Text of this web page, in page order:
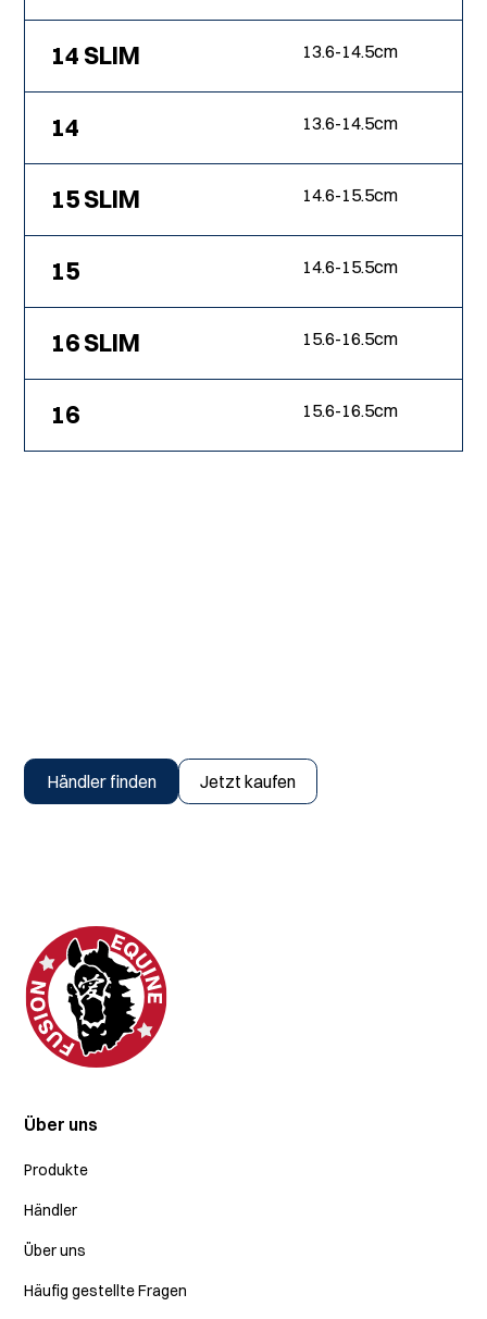
14 SLIM 13.6-14.5cm
14 13.6-14.5cm
15 SLIM 14.6-15.5cm
15 14.6-15.5cm
16 SLIM 15.6-16.5cm
16 15.6-16.5cm
Händler finden Jetzt kaufen
Über uns
Produkte
Händler
Über uns
Häufig gestellte Fragen